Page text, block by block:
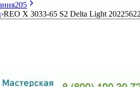
205
›REO X 3033-65 S2 Delta Light